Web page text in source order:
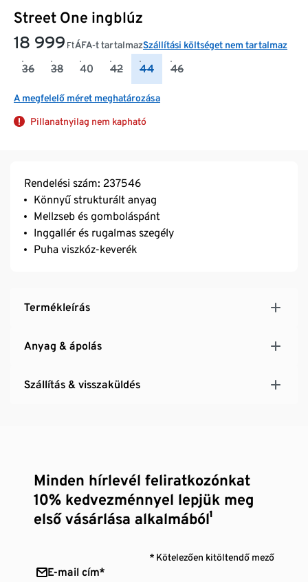
Street One ingblúz
18 999 FtÁFA-t tartalmazSzállítási költséget nem tartalmaz
36 38 40 42 44 46
A megfelelő méret meghatározása
Pillanatnyilag nem kapható
Rendelési szám: 237546
Könnyű strukturált anyag
Mellzseb és gomboláspánt
Inggallér és rugalmas szegély
Puha viszkóz-keverék
Termékleírás
Anyag & ápolás
Szállítás & visszaküldés
Minden hírlevél feliratkozónkat
10% kedvezménnyel lepjük meg
első vásárlása alkalmából¹
* Kötelezően kitöltendő mező
E-mail cím*